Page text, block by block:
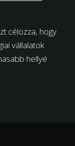
célozza, hogy
vállalatok
hellyé